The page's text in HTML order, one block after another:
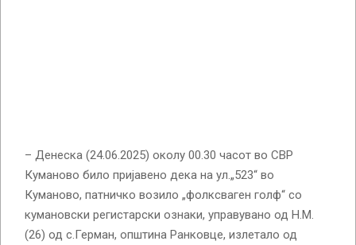
– Денеска (24.06.2025) околу 00.30 часот во СВР
Куманово било пријавено дека на ул.„523“ во
Куманово, патничко возило „фолксваген голф“ со
кумановски регистарски ознаки, управувано од Н.М.
(26) од с.Герман, општина Ранковце, излетало од